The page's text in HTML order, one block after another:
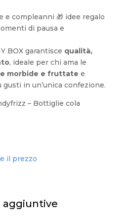
e compleanni 🎁 idee regalo
di pausa e
BOX garantisce qualità,
, ideale per chi ama le
morbide e fruttate e
gusti in un’unica confezione.
– Bottiglie cola
il prezzo
aggiuntive